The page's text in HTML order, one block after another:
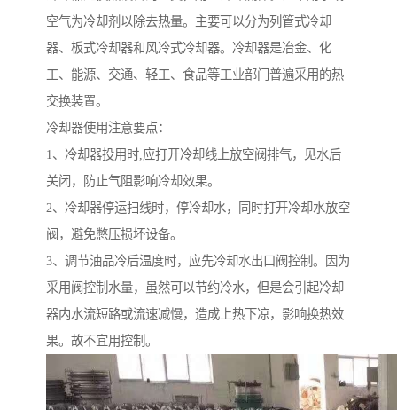
空气为冷却剂以除去热量。主要可以分为列管式冷却
器、板式冷却器和风冷式冷却器。冷却器是冶金、化
工、能源、交通、轻工、食品等工业部门普遍采用的热
交换装置。
冷却器使用注意要点：
1、冷却器投用时,应打开冷却线上放空阀排气，见水后
关闭，防止气阻影响冷却效果。
2、冷却器停运扫线时，停冷却水，同时打开冷却水放空
阀，避免憋压损坏设备。
3、调节油品冷后温度时，应先冷却水出口阀控制。因为
采用阀控制水量，虽然可以节约冷水，但是会引起冷却
器内水流短路或流速减慢，造成上热下凉，影响换热效
果。故不宜用控制。